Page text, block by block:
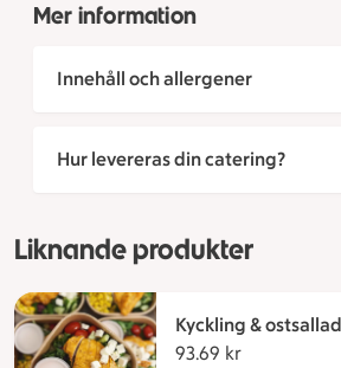
Mer information
Innehåll och allergener
Hur levereras din catering?
Liknande produkter
Kyckling & ostsallad
93.69 kr